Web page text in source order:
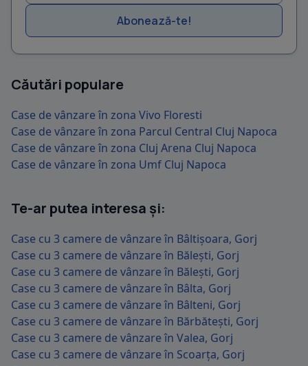
Abonează-te!
Căutări populare
Case de vânzare în zona Vivo Floresti
Case de vânzare în zona Parcul Central Cluj Napoca
Case de vânzare în zona Cluj Arena Cluj Napoca
Case de vânzare în zona Umf Cluj Napoca
Te-ar putea interesa și:
Case cu 3 camere de vânzare în Bâltișoara, Gorj
Case cu 3 camere de vânzare în Bălești, Gorj
Case cu 3 camere de vânzare în Bălești, Gorj
Case cu 3 camere de vânzare în Bâlta, Gorj
Case cu 3 camere de vânzare în Bâlteni, Gorj
Case cu 3 camere de vânzare în Bărbătești, Gorj
Case cu 3 camere de vânzare în Valea, Gorj
Case cu 3 camere de vânzare în Scoarța, Gorj